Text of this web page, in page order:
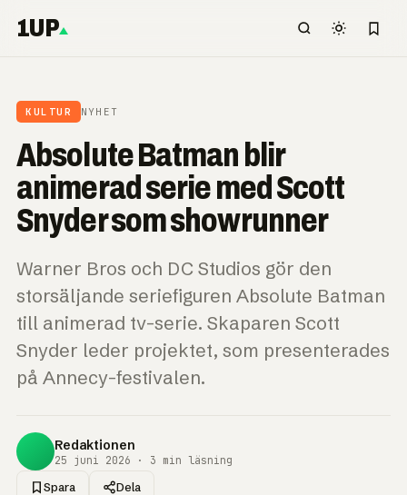
1UP
KULTUR NYHET
Absolute Batman blir
animerad serie med Scott
Snyder som showrunner
Warner Bros och DC Studios gör den
storsäljande seriefiguren Absolute Batman
till animerad tv-serie. Skaparen Scott
Snyder leder projektet, som presenterades
på Annecy-festivalen.
Redaktionen
25 juni 2026 · 3 min läsning
Spara Dela